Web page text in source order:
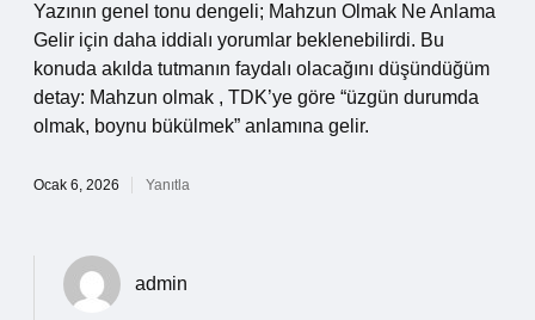
Yazının genel tonu dengeli; Mahzun Olmak Ne Anlama
Gelir için daha iddialı yorumlar beklenebilirdi. Bu
konuda akılda tutmanın faydalı olacağını düşündüğüm
detay: Mahzun olmak , TDK’ye göre “üzgün durumda
olmak, boynu bükülmek” anlamına gelir.
Ocak 6, 2026 Yanıtla
admin